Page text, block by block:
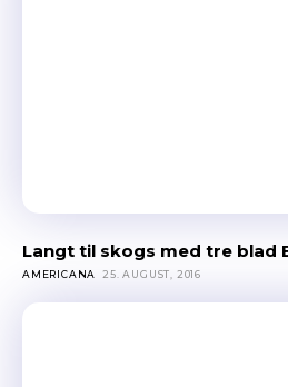
Langt til skogs med tre blad
AMERICANA 25. AUGUST, 2016